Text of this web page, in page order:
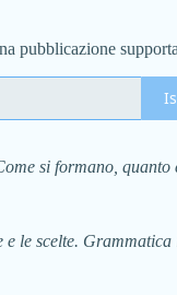
pubblicazione
si formano,
e le scelte.